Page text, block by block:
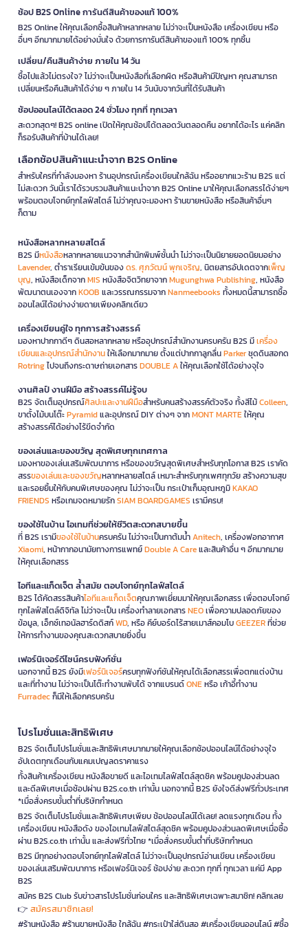
ช้อป B2S Online การันตีสินค้าของแท้ 100%
B2S Online ให้คุณเลือกซื้อสินค้าหลากหลาย ไม่ว่าจะเป็นหนังสือ เครื่องเขียน หรือ
อื่นๆ อีกมากมายได้อย่างมั่นใจ ด้วยการการันตีสินค้าของแท้ 100% ทุกชิ้น
เปลี่ยน/คืนสินค้าง่าย ภายใน 14 วัน
ซื้อไปแล้วไม่ตรงใจ? ไม่ว่าจะเป็นหนังสือที่เลือกผิด หรือสินค้ามีปัญหา คุณสามารถ
เปลี่ยนหรือคืนสินค้าได้ง่าย ๆ ภายใน 14 วันนับจากวันที่ได้รับสินค้า
ช้อปออนไลน์ได้ตลอด 24 ชั่วโมง ทุกที่ ทุกเวลา
สะดวกสุดๆ! B2S online เปิดให้คุณช้อปได้ตลอดวันตลอดคืน อยากได้อะไร แค่คลิก
ก็รอรับสินค้าที่บ้านได้เลย!
เลือกช้อปสินค้าแนะนำจาก B2S Online
สำหรับใครที่กำลังมองหา ร้านอุปกรณ์เครื่องเขียนใกล้ฉัน หรืออยากแวะร้าน B2S แต่
ไม่สะดวก วันนี้เราได้รวบรวมสินค้าแนะนำจาก B2S Online มาให้คุณเลือกสรรได้ง่ายๆ
พร้อมตอบโจทย์ทุกไลฟ์สไตล์ ไม่ว่าคุณจะมองหา ร้านขายหนังสือ หรือสินค้าอื่นๆ
ก็ตาม
หนังสือหลากหลายสไตล์
B2S มีหนังสือหลากหลายแนวจากสำนักพิมพ์ชั้นนำ ไม่ว่าจะเป็นนิยายยอดนิยมอย่าง
Lavender, ตำราเรียนเข้มข้นของดร. ศุภวัฒน์ พุกเจริญ, นิตยสารอัปเดตจากเพ็ญ
บุญ, หนังสือเด็กจากMIS หนังสือจิตวิทยาจากMugunghwa Publishing, หนังสือ
พัฒนาตนเองจากKOOB และวรรณกรรมจากNanmeebooks ทั้งหมดนี้สามารถซื้อ
ออนไลน์ได้อย่างง่ายดายเพียงคลิกเดียว
เครื่องเขียนคู่ใจ ทุกการสร้างสรรค์
มองหาปากกาดีๆ ดินสอหลากหลาย หรืออุปกรณ์สำนักงานครบครัน B2S มีเครื่อง
เขียนและอุปกรณ์สำนักงานให้เลือกมากมาย ตั้งแต่ปากกาลูกลื่นParkerชุดดินสอกด
Rotringไปจนถึงกระดาษถ่ายเอกสารDOUBLE Aให้คุณเลือกใช้ได้อย่างจุใจ
งานศิลป์ งานฝีมือ สร้างสรรค์ไม่รู้จบ
B2S จัดเต็มอุปกรณ์ศิลปะและงานฝีมือสำหรับคนสร้างสรรค์ตัวจริง ทั้งสีไม้Colleen,
ขาตั้งไม้บนโต๊ะPyramidและอุปกรณ์ DIY ต่างๆ จากMONT MARTEให้คุณ
สร้างสรรค์ได้อย่างไร้ขีดจำกัด
ของเล่นและของขวัญ สุดพิเศษทุกเทศกาล
มองหาของเล่นเสริมพัฒนาการ หรือของขวัญสุดพิเศษสำหรับทุกโอกาส B2S เราคัด
สรรของเล่นและของขวัญหลากหลายสไตล์ เหมาะสำหรับทุกเพศทุกวัย สร้างความสุข
และรอยยิ้มให้กับคนพิเศษของคุณ ไม่ว่าจะเป็น กระเป๋าเก็บอุณหภูมิKAKAO
FRIENDS หรือเกมจดหมายรักSIAM BOARDGAMES เรามีครบ!
ของใช้ในบ้าน ไอเทมที่ช่วยให้ชีวิตสะดวกสบายขึ้น
ที่ B2S เรามีของใช้ในบ้านครบครัน ไม่ว่าจะเป็นกาต้มน้ำAnitech, เครื่องฟอกอากาศ
Xiaomi, หน้ากากอนามัยทางการแพทย์Double A Careและสินค้าอื่น ๆ อีกมากมาย
ให้คุณเลือกสรร
ไอทีและแก็ดเจ็ต ล้ำสมัย ตอบโจทย์ทุกไลฟ์สไตล์
B2S ได้คัดสรรสินค้าไอทีและแก็ดเจ็ตคุณภาพเยี่ยมมาให้คุณเลือกสรร เพื่อตอบโจทย์
ทุกไลฟ์สไตล์ดิจิทัล ไม่ว่าจะเป็น เครื่องทำลายเอกสารNEOเพื่อความปลอดภัยของ
ข้อมูล, เอ็กซ์เทอนัลฮาร์ดดิสก์WD, หรือ คีย์บอร์ดไร้สายเมาส์คอมโบGEEZERที่ช่วย
ให้การทำงานของคุณสะดวกสบายยิ่งขึ้น
เฟอร์นิเจอร์ดีไซน์ครบฟังก์ชั่น
นอกจากนี้ B2S ยังมีเฟอร์นิเจอร์ครบทุกฟังก์ชันให้คุณได้เลือกสรรเพื่อตกแต่งบ้าน
และที่ทำงาน ไม่ว่าจะเป็นโต๊ะทำงานพับได้ จากแบรนด์ONEหรือ เก้าอี้ทำงาน
Furradecก็มีให้เลือกครบครัน
โปรโมชั่นและสิทธิพิเศษ
B2S จัดเต็มโปรโมชั่นและสิทธิพิเศษมากมายให้คุณเลือกช้อปออนไลน์ได้อย่างจุใจ
อัปเดตทุกเดือนกับแคมเปญลดราคาแรง
ทั้งสินค้าเครื่องเขียน หนังสือขายดี และไอเทมไลฟ์สไตล์สุดชิค พร้อมคูปองส่วนลด
และดีลพิเศษเมื่อช้อปผ่าน B2S.co.th เท่านั้น นอกจากนี้ B2S ยังใจดีส่งฟรีทั่วประเทศ
*เมื่อสั่งครบขั้นต่ำที่บริษัทกำหนด
B2S จัดเต็มโปรโมชั่นและสิทธิพิเศษเพียบ ช้อปออนไลน์ได้เลย! ลดแรงทุกเดือน ทั้ง
เครื่องเขียน หนังสือดัง ของไอเทมไลฟ์สไตล์สุดชิค พร้อมคูปองส่วนลดพิเศษเมื่อซื้อ
ผ่าน B2S.co.th เท่านั้น และส่งฟรีทั่วไทย *เมื่อสั่งครบขั้นต่ำที่บริษัทกำหนด
B2S มีทุกอย่างตอบโจทย์ทุกไลฟ์สไตล์ ไม่ว่าจะเป็นอุปกรณ์อ่านเขียน เครื่องเขียน
ของเล่นเสริมพัฒนาการ หรือเฟอร์นิเจอร์ ช้อปง่าย สะดวก ทุกที่ ทุกเวลา แค่มี App
B2S
สมัคร B2S Club รับข่าวสารโปรโมชั่นก่อนใคร และสิทธิพิเศษเฉพาะสมาชิก! คลิกเลย
👉 สมัครสมาชิกเลย!
#ร้านหนังสือ #ร้านขายหนังสือ ใกล้ฉัน #กระเป๋าใส่ดินสอ #เครื่องเขียนออนไลน์ #ซื้อ